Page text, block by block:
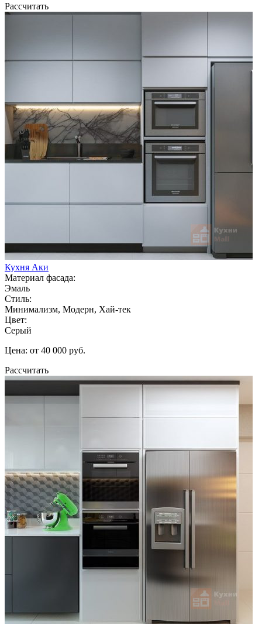
Рассчитать
Кухня Аки
Материал фасада:
Эмаль
Стиль:
Минимализм, Модерн, Хай-тек
Цвет:
Серый
Цена: от 40 000 руб.
Рассчитать